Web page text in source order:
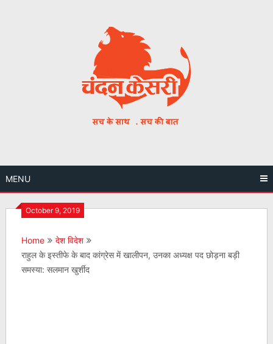
MENU
October 9, 2019
Home
देश विदेश
राहुल के इस्‍तीफे के बाद कांग्रेस में खालीपन, उनका अध्‍यक्ष पद छोड़ना बड़ी
समस्‍या: सलमान खुर्शीद